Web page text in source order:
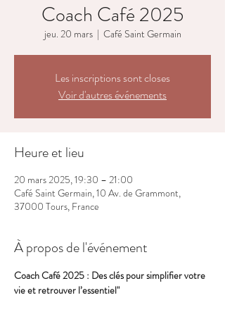
Coach Café 2025
jeu. 20 mars
  |
Café Saint Germain
Les inscriptions sont closes
Voir d'autres événements
Heure et lieu
20 mars 2025, 19:30 – 21:00
Café Saint Germain, 10 Av. de Grammont,
37000 Tours, France
À propos de l'événement
Coach Café 2025 : Des clés pour simplifier votre
vie et retrouver l’essentiel"